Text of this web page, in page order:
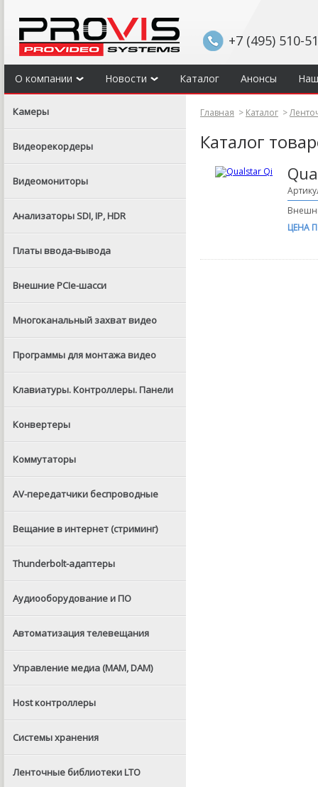
+7 (495) 510-
О компании Новости Каталог Анонсы
Камеры
Видеорекордеры
Видеомониторы
Анализаторы SDI, IP, HDR
Платы ввода-вывода
Внешние PCIe-шасси
Многоканальный захват видео
Программы для монтажа видео
Клавиатуры. Контроллеры. Панели
Конвертеры
Коммутаторы
AV-передатчики беспроводные
Вещание в интернет (стриминг)
Thunderbolt-адаптеры
Аудиооборудование и ПО
Автоматизация телевещания
Управление медиа (MAM, DAM)
Host контроллеры
Системы хранения
Ленточные библиотеки LTO
Главная > Каталог >
Каталог
ЦЕНА